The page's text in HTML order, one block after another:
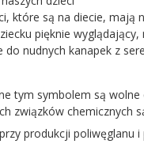
które są na diecie,
pięknie
nudnych kanapek z
tym symbolem są
związków chemicznych
produkcji poliwęglanu